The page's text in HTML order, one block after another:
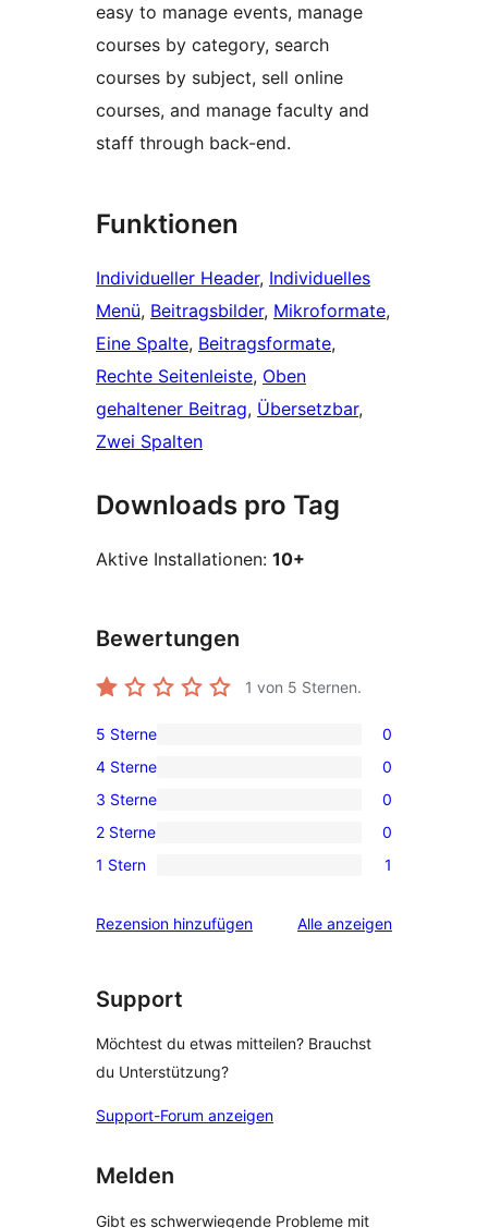
easy to manage events, manage
courses by category, search
courses by subject, sell online
courses, and manage faculty and
staff through back-end.
Funktionen
Individueller Header, Individuelles
Menü, Beitragsbilder, Mikroformate
Eine Spalte, Beitragsformate
Rechte Seitenleiste, Oben
gehaltener Beitrag, Übersetzbar
Zwei Spalten
Downloads pro Tag
Aktive Installationen: 10+
Bewertungen
1 von 5 Sternen.
0 5-
Sterne-
Rezensionen
5 Sterne 0
0 4-
Sterne-
Rezensionen
4 Sterne 0
0 3-
Sterne-
Rezensionen
3 Sterne 0
0 2-
Sterne-
2 Sterne 0
1 1-
Rezension
1 Stern 1
Rezension hinzufügen Alle Rezensionen
anzeigen
Support
Möchtest du etwas mitteilen? Brauchst
du Unterstützung?
Support-Forum anzeigen
Melden
Gibt es schwerwiegende Probleme mit